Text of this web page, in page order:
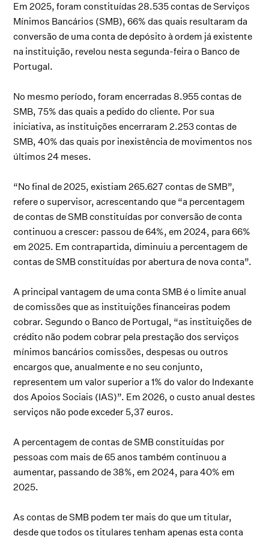
Em 2025, foram constituídas 28.535 contas de Serviços
Mínimos Bancários (SMB), 66% das quais resultaram da
conversão de uma conta de depósito à ordem já existente
na instituição, revelou nesta segunda-feira o Banco de
Portugal.
No mesmo período, foram encerradas 8.955 contas de
SMB, 75% das quais a pedido do cliente. Por sua
iniciativa, as instituições encerraram 2.253 contas de
SMB, 40% das quais por inexistência de movimentos nos
últimos 24 meses.
“No final de 2025, existiam 265.627 contas de SMB”,
refere o supervisor, acrescentando que “a percentagem
de contas de SMB constituídas por conversão de conta
continuou a crescer: passou de 64%, em 2024, para 66%
em 2025. Em contrapartida, diminuiu a percentagem de
contas de SMB constituídas por abertura de nova conta”.
A principal vantagem de uma conta SMB é o limite anual
de comissões que as instituições financeiras podem
cobrar. Segundo o Banco de Portugal, “as instituições de
crédito não podem cobrar pela prestação dos serviços
mínimos bancários comissões, despesas ou outros
encargos que, anualmente e no seu conjunto,
representem um valor superior a 1% do valor do Indexante
dos Apoios Sociais (IAS)”. Em 2026, o custo anual destes
serviços não pode exceder 5,37 euros.
A percentagem de contas de SMB constituídas por
pessoas com mais de 65 anos também continuou a
aumentar, passando de 38%, em 2024, para 40% em
2025.
As contas de SMB podem ter mais do que um titular,
desde que todos os titulares tenham apenas esta conta